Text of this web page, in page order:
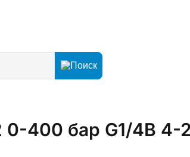
0-400 бар G1/4B